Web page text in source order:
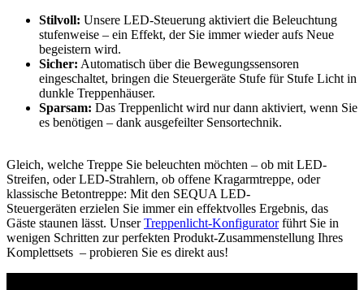
Stilvoll: Unsere LED-Steuerung aktiviert die Beleuchtung
stufenweise – ein Effekt, der Sie immer wieder aufs Neue
begeistern wird.
Sicher: Automatisch über die Bewegungssensoren
eingeschaltet, bringen die Steuergeräte Stufe für Stufe Licht in
dunkle Treppenhäuser.
Sparsam: Das Treppenlicht wird nur dann aktiviert, wenn Sie
es benötigen – dank ausgefeilter Sensortechnik.
Gleich, welche Treppe Sie beleuchten möchten – ob mit LED-
Streifen, oder LED-Strahlern, ob offene Kragarmtreppe, oder
klassische Betontreppe: Mit den SEQUA LED-
Steuergeräten erzielen Sie immer ein effektvolles Ergebnis, das
Gäste staunen lässt. UnserTreppenlicht-Konfiguratorführt Sie in
wenigen Schritten zur perfekten Produkt-Zusammenstellung Ihres
Komplettsets – probieren Sie es direkt aus!